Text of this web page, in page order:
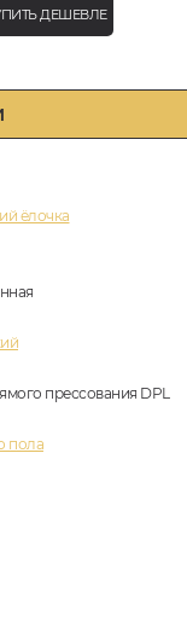
ёлочка
прессования DPL
пола
ДЕШЕВЛЕ